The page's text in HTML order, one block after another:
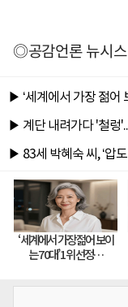
◎공감언론 뉴시스